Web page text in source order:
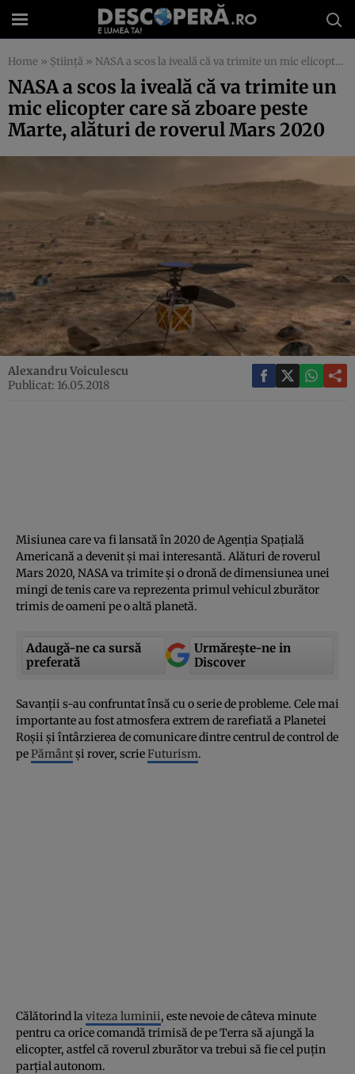
Home » Știință » NASA a scos la iveală că va trimite un mic elicopter care să zboare peste Marte, alături de roverul Mars 2020
NASA a scos la iveală că va trimite un
mic elicopter care să zboare peste
Marte, alături de roverul Mars 2020
Alexandru Voiculescu
Publicat: 16.05.2018
Misiunea care va fi lansată în 2020 de Agenţia Spaţială
Americană a devenit şi mai interesantă. Alături de roverul
Mars 2020, NASA va trimite şi o dronă de dimensiunea unei
mingi de tenis care va reprezenta primul vehicul zburător
trimis de oameni pe o altă planetă.
Adaugă-ne ca sursă
preferată
Urmărește-ne in
Discover
Savanţii s-au confruntat însă cu o serie de probleme. Cele mai
importante au fost atmosfera extrem de rarefiată a Planetei
Roşii şi întârzierea de comunicare dintre centrul de control de
pePământşi rover, scrieFuturism.
Călătorind la viteza luminii, este nevoie de câteva minute
pentru ca orice comandă trimisă de pe Terra să ajungă la
elicopter, astfel că roverul zburător va trebui să fie cel puţin
parţial autonom.